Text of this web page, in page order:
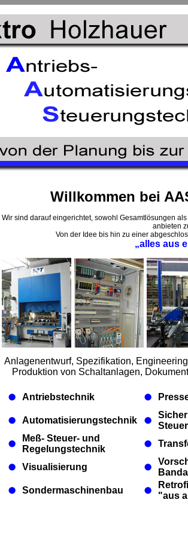
Willkommen bei
Wir sind darauf eingerichtet, sowohl Gesamtlösungen
anbieten
Von der Idee bis hin zu einer
„alles aus
Anlagenentwurf, Spezifikation,
Produktion von Schaltanlagen,
Antriebstechnik
Automatisierungstechnik
Meß- Steuer- und
Regelungstechnik
Visualisierung
Sondermaschinenbau
"aus